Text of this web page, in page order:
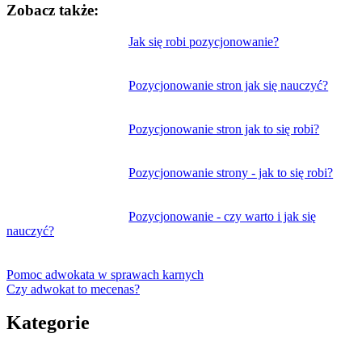
Zobacz także:
Jak się robi pozycjonowanie?
Pozycjonowanie stron jak się nauczyć?
Pozycjonowanie stron jak to się robi?
Pozycjonowanie strony - jak to się robi?
Pozycjonowanie - czy warto i jak się
nauczyć?
Pomoc adwokata w sprawach karnych
Czy adwokat to mecenas?
Kategorie